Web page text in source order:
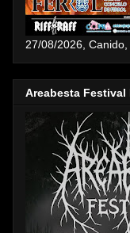
27/08/2026,
Areabesta Festival